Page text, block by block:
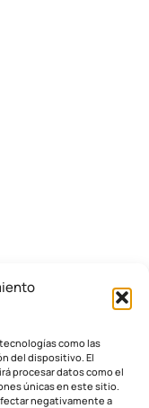
como las
del dispositivo. El
procesar datos como el
únicas en este sitio.
negativamente a